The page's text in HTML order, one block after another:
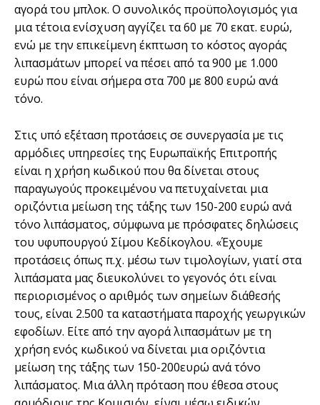
αγορά του μπλοκ. Ο συνολικός προϋπολογισμός για
μια τέτοια ενίσχυση αγγίζει τα 60 με 70 εκατ. ευρώ,
ενώ με την επικείμενη έκπτωση το κόστος αγοράς
λιπασμάτων μπορεί να πέσει από τα 900 με 1.000
ευρώ που είναι σήμερα στα 700 με 800 ευρώ ανά
τόνο.
Στις υπό εξέταση προτάσεις σε συνεργασία με τις
αρμόδιες υπηρεσίες της Ευρωπαϊκής Επιτροπής
είναι η χρήση κωδικού που θα δίνεται στους
παραγωγούς προκειμένου να πετυχαίνεται μια
οριζόντια μείωση της τάξης των 150-200 ευρώ ανά
τόνο λιπάσματος, σύμφωνα με πρόσφατες δηλώσεις
του υφυπουργού Σίμου Κεδίκογλου. «Έχουμε
προτάσεις όπως π.χ. μέσω των τιμολογίων, γιατί στα
λιπάσματα μας διευκολύνει το γεγονός ότι είναι
περιορισμένος ο αριθμός των σημείων διάθεσής
τους, είναι 2.500 τα καταστήματα παροχής γεωργικών
εφοδίων. Είτε από την αγορά λιπασμάτων με τη
χρήση ενός κωδικού να δίνεται μια οριζόντια
μείωση της τάξης των 150-200ευρώ ανά τόνο
λιπάσματος. Μια άλλη πρόταση που έθεσα στους